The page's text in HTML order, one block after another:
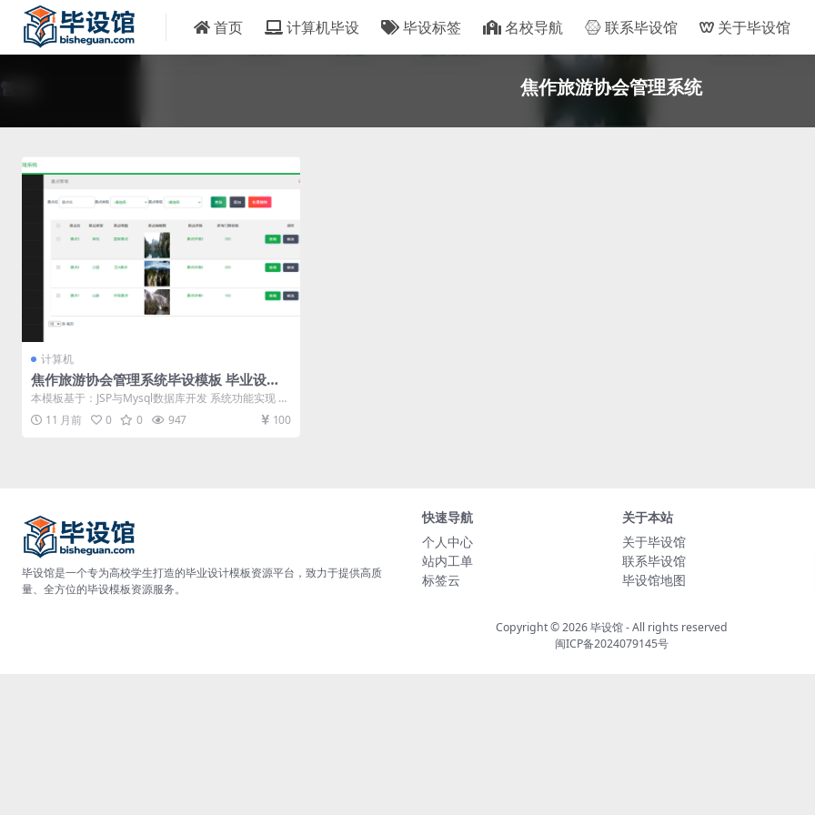
首页 计算机毕设 毕设标签 名校导航 联系毕设馆 关于毕设馆
焦作旅游协会管理系统
计算机
焦作旅游协会管理系统毕设模板 毕业设计
模板及毕业论文
本模板基于：JSP与Mysql数据库开发 系统功能实现 系
统实现部分就是将系统分...
11 月前 0 0 947 100
毕设馆是一个专为高校学生打造的毕业设计模板资源平台，致力于提供高质
量、全方位的毕设模板资源服务。
快速导航
个人中心
站内工单
标签云
关于本站
关于毕设馆
联系毕设馆
毕设馆地图
Copyright © 2026毕设馆- All rights reserved
闽ICP备2024079145号